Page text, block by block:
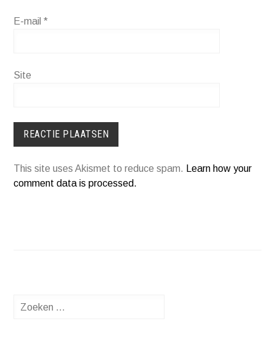
E-mail*
Site
This site uses Akismet to reduce spam. Learn how your
comment data is processed.
Zoeken